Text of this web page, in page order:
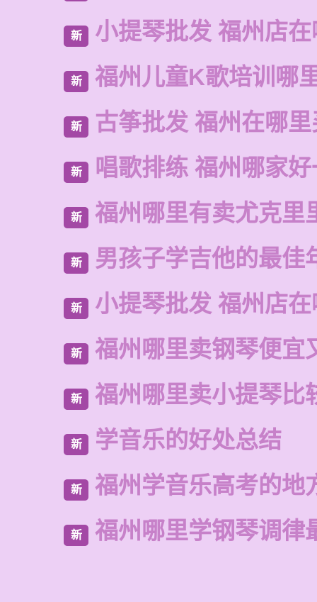
新 小提琴批发 福州店
新 福州儿童K歌培训哪
新 古筝批发 福州在哪
新 唱歌排练 福州哪家
新 福州哪里有卖尤克里
新 男孩子学吉他的最佳
新 小提琴批发 福州店
新 福州哪里卖钢琴便宜
新 福州哪里卖小提琴比
新 学音乐的好处总结
新 福州学音乐高考的地
新 福州哪里学钢琴调律